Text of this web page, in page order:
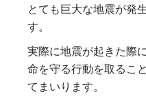
とても巨大な地震が発
す。
実際に地震が起きた際
命を守る行動を取るこ
てまいります。